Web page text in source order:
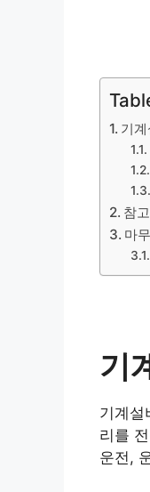
기
참
마
기
기계설
리를
운전,